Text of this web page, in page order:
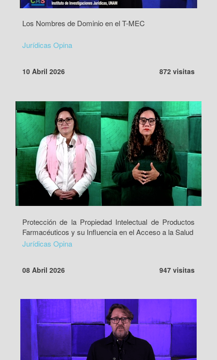
Los Nombres de Dominio en el T-MEC
Jurídicas Opina
10 Abril 2026 872 visitas
Protección de la Propiedad Intelectual de Productos
Farmacéuticos y su Influencia en el Acceso a la Salud
Jurídicas Opina
08 Abril 2026 947 visitas